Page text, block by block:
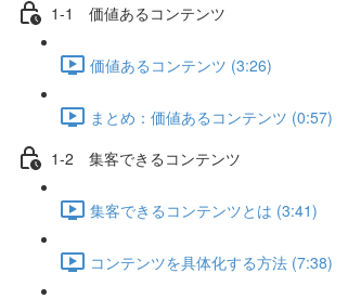
1-1 価値あるコンテンツ
価値あるコンテンツ (3:26)
まとめ：価値あるコンテンツ (0:57)
1-2 集客できるコンテンツ
集客できるコンテンツとは (3:41)
コンテンツを具体化する方法 (7:38)